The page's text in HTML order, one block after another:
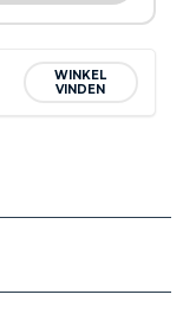
WINKEL
VINDEN